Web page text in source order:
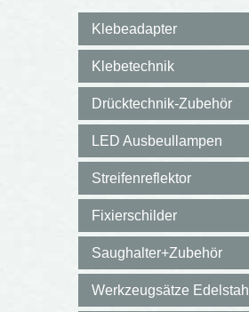
Klebeadapter
Klebetechnik
Drücktechnik-Zubehör
LED Ausbeullampen
Streifenreflektor
Fixierschilder
Saughalter+Zubehör
Werkzeugsätze Edelstahl